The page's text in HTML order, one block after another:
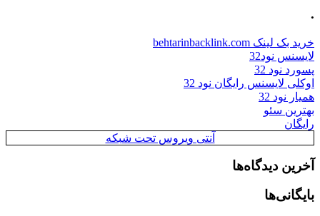
.
خرید بک لینک behtarinbacklink.com
لایسنس نود32
پسورد نود 32
اوکلی لایسنس رایگان نود 32
همیار نود 32
بهترین سئو
رایگان
آنتی ویروس تحت شبکه
آخرین دیدگاه‌ها
بایگانی‌ها